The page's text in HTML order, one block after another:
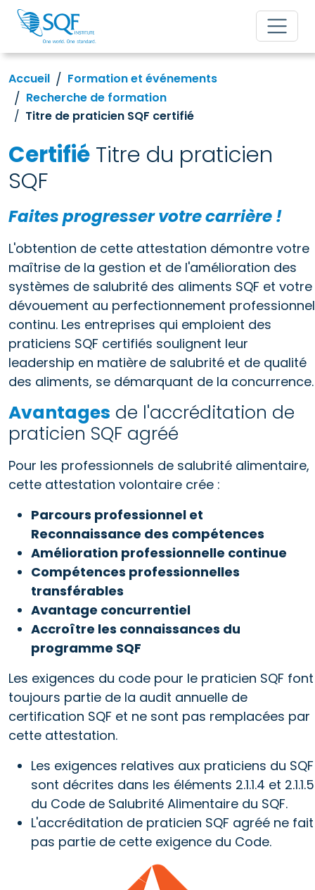
Accueil
Formation et événements
Recherche de formation
Titre de praticien SQF certifié
Certifié Titre du praticien
SQF
Faites progresser votre carrière !
L'obtention de cette attestation démontre votre
maîtrise de la gestion et de l'amélioration des
systèmes de salubrité des aliments SQF et votre
dévouement au perfectionnement professionnel
continu. Les entreprises qui emploient des
praticiens SQF certifiés soulignent leur
leadership en matière de salubrité et de qualité
des aliments, se démarquant de la concurrence.
Avantages de l'accréditation de
praticien SQF agréé
Pour les professionnels de salubrité alimentaire,
cette attestation volontaire crée :
Parcours professionnel et
Reconnaissance des compétences
Amélioration professionnelle continue
Compétences professionnelles
transférables
Avantage concurrentiel
Accroître les connaissances du
programme SQF
Les exigences du code pour le praticien SQF font
toujours partie de la audit annuelle de
certification SQF et ne sont pas remplacées par
cette attestation.
Les exigences relatives aux praticiens du SQF
sont décrites dans les éléments 2.1.1.4 et 2.1.1.5
du Code de Salubrité Alimentaire du SQF.
L'accréditation de praticien SQF agréé ne fait
pas partie de cette exigence du Code.